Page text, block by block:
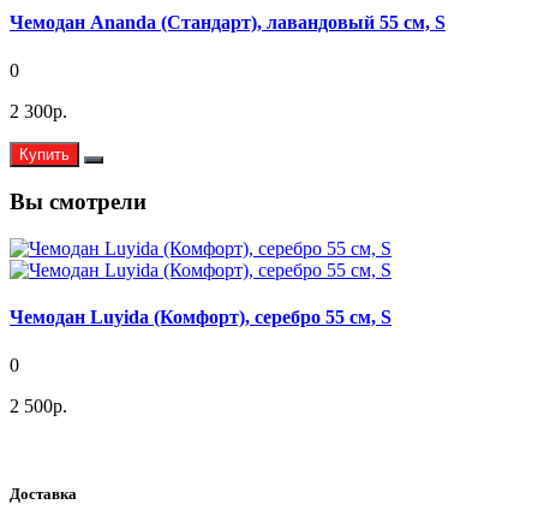
Чемодан Ananda (Стандарт), лавандовый 55 см, S
0
2 300р.
Купить
Вы смотрели
Чемодан Luyida (Комфорт), серебро 55 см, S
0
2 500р.
Доставка